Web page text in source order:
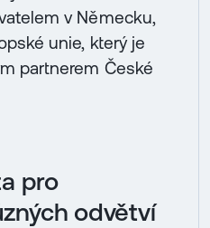
v Německu,
unie, který je
partnerem České
pro
odvětví